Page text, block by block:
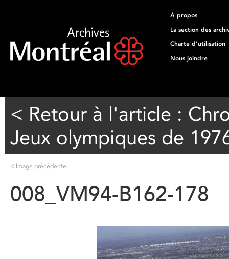
À propos
La section des
Charte d'utilisation
Nous joindre
< Retour à l'article :
Jeux olympiques de
< Image précédente
008_VM94-B162-178